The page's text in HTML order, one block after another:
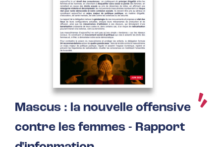
Mascus : la nouvelle offensive
contre les femmes - Rapport